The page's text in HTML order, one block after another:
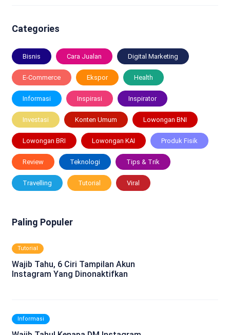
Categories
Bisnis Cara Jualan Digital Marketing
E-Commerce Ekspor Health
Informasi Inspirasi Inspirator
Investasi Konten Umum Lowongan BNI
Lowongan BRI Lowongan KAI Produk Fisik
Review Teknologi Tips & Trik
Travelling Tutorial Viral
Paling Populer
Tutorial
Wajib Tahu, 6 Ciri Tampilan Akun
Instagram Yang Dinonaktifkan
Informasi